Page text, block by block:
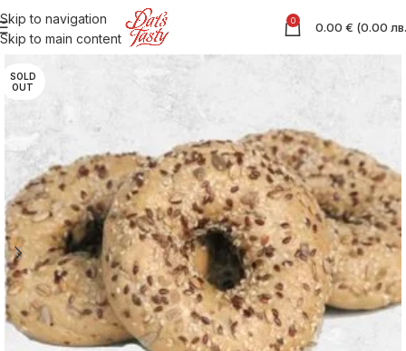
Skip to navigation
Skip to main content
0 0.00 € (0.00 лв.
SOLD
OUT